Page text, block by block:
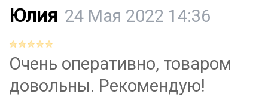
Юлия 24 Мая 2022 14:36
Очень оперативно, товаром
довольны. Рекомендую!